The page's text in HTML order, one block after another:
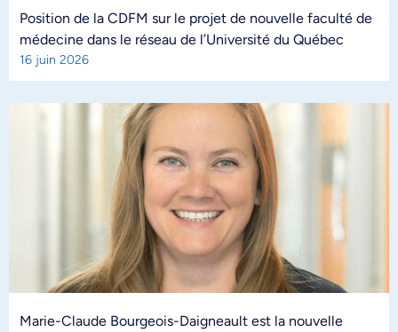
Position de la CDFM sur le projet de nouvelle faculté de
médecine dans le réseau de l’Université du Québec
16 juin 2026
Marie-Claude Bourgeois-Daigneault est la nouvelle